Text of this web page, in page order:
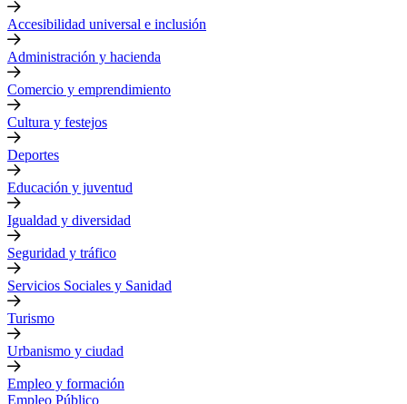
Accesibilidad universal e inclusión
Administración y hacienda
Comercio y emprendimiento
Cultura y festejos
Deportes
Educación y juventud
Igualdad y diversidad
Seguridad y tráfico
Servicios Sociales y Sanidad
Turismo
Urbanismo y ciudad
Empleo y formación
Empleo Público